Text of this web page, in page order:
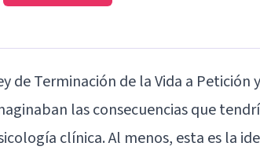
de Terminación de la Vida a Petición
las consecuencias que
clínica. Al menos, esta es la